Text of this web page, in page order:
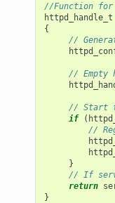
//Function for
httpd_handle_t
{
//
// Empty
// Start
if
(
//
}
// If
return
}